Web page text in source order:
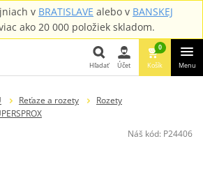
v BRATISLAVE alebo v BANSKEJ
ako 20 000 položiek skladom.
Hľadať Účet
0
Košík Menu
Reťaze a rozety
Rozety
Náš kód: P24406